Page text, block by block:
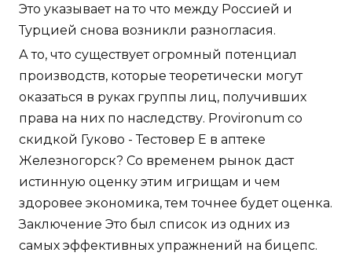
Это указывает на то что между Россией и
Турцией снова возникли разногласия.
А то, что существует огромный потенциал
производств, которые теоретически могут
оказаться в руках группы лиц, получивших
права на них по наследству. Provironum со
скидкой Гуково - Тестовер Е в аптеке
Железногорск? Со временем рынок даст
истинную оценку этим игрищам и чем
здоровее экономика, тем точнее будет оценка.
Заключение Это был список из одних из
самых эффективных упражнений на бицепс.